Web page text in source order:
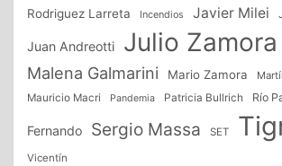
Rodriguez Larreta
Incendios Javier Milei
Juan Andreotti Julio Zamora
Malena Galmarini Mario Zamora
Mauricio Macri
Pandemia Patricia Bullrich Río
Fernando Sergio Massa SET
Vicentín